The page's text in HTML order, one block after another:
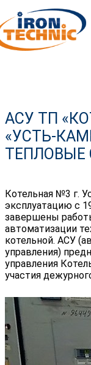
АСУ ТП
«УСТЬ-
ТЕПЛОВЫЕ
Котельная №3 г.
эксплуатацию c
завершены
автоматизации
котельной. АСУ
управления)
управления
участия